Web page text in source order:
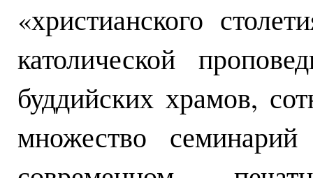
«христианского
католической
буддийских храмов,
множество